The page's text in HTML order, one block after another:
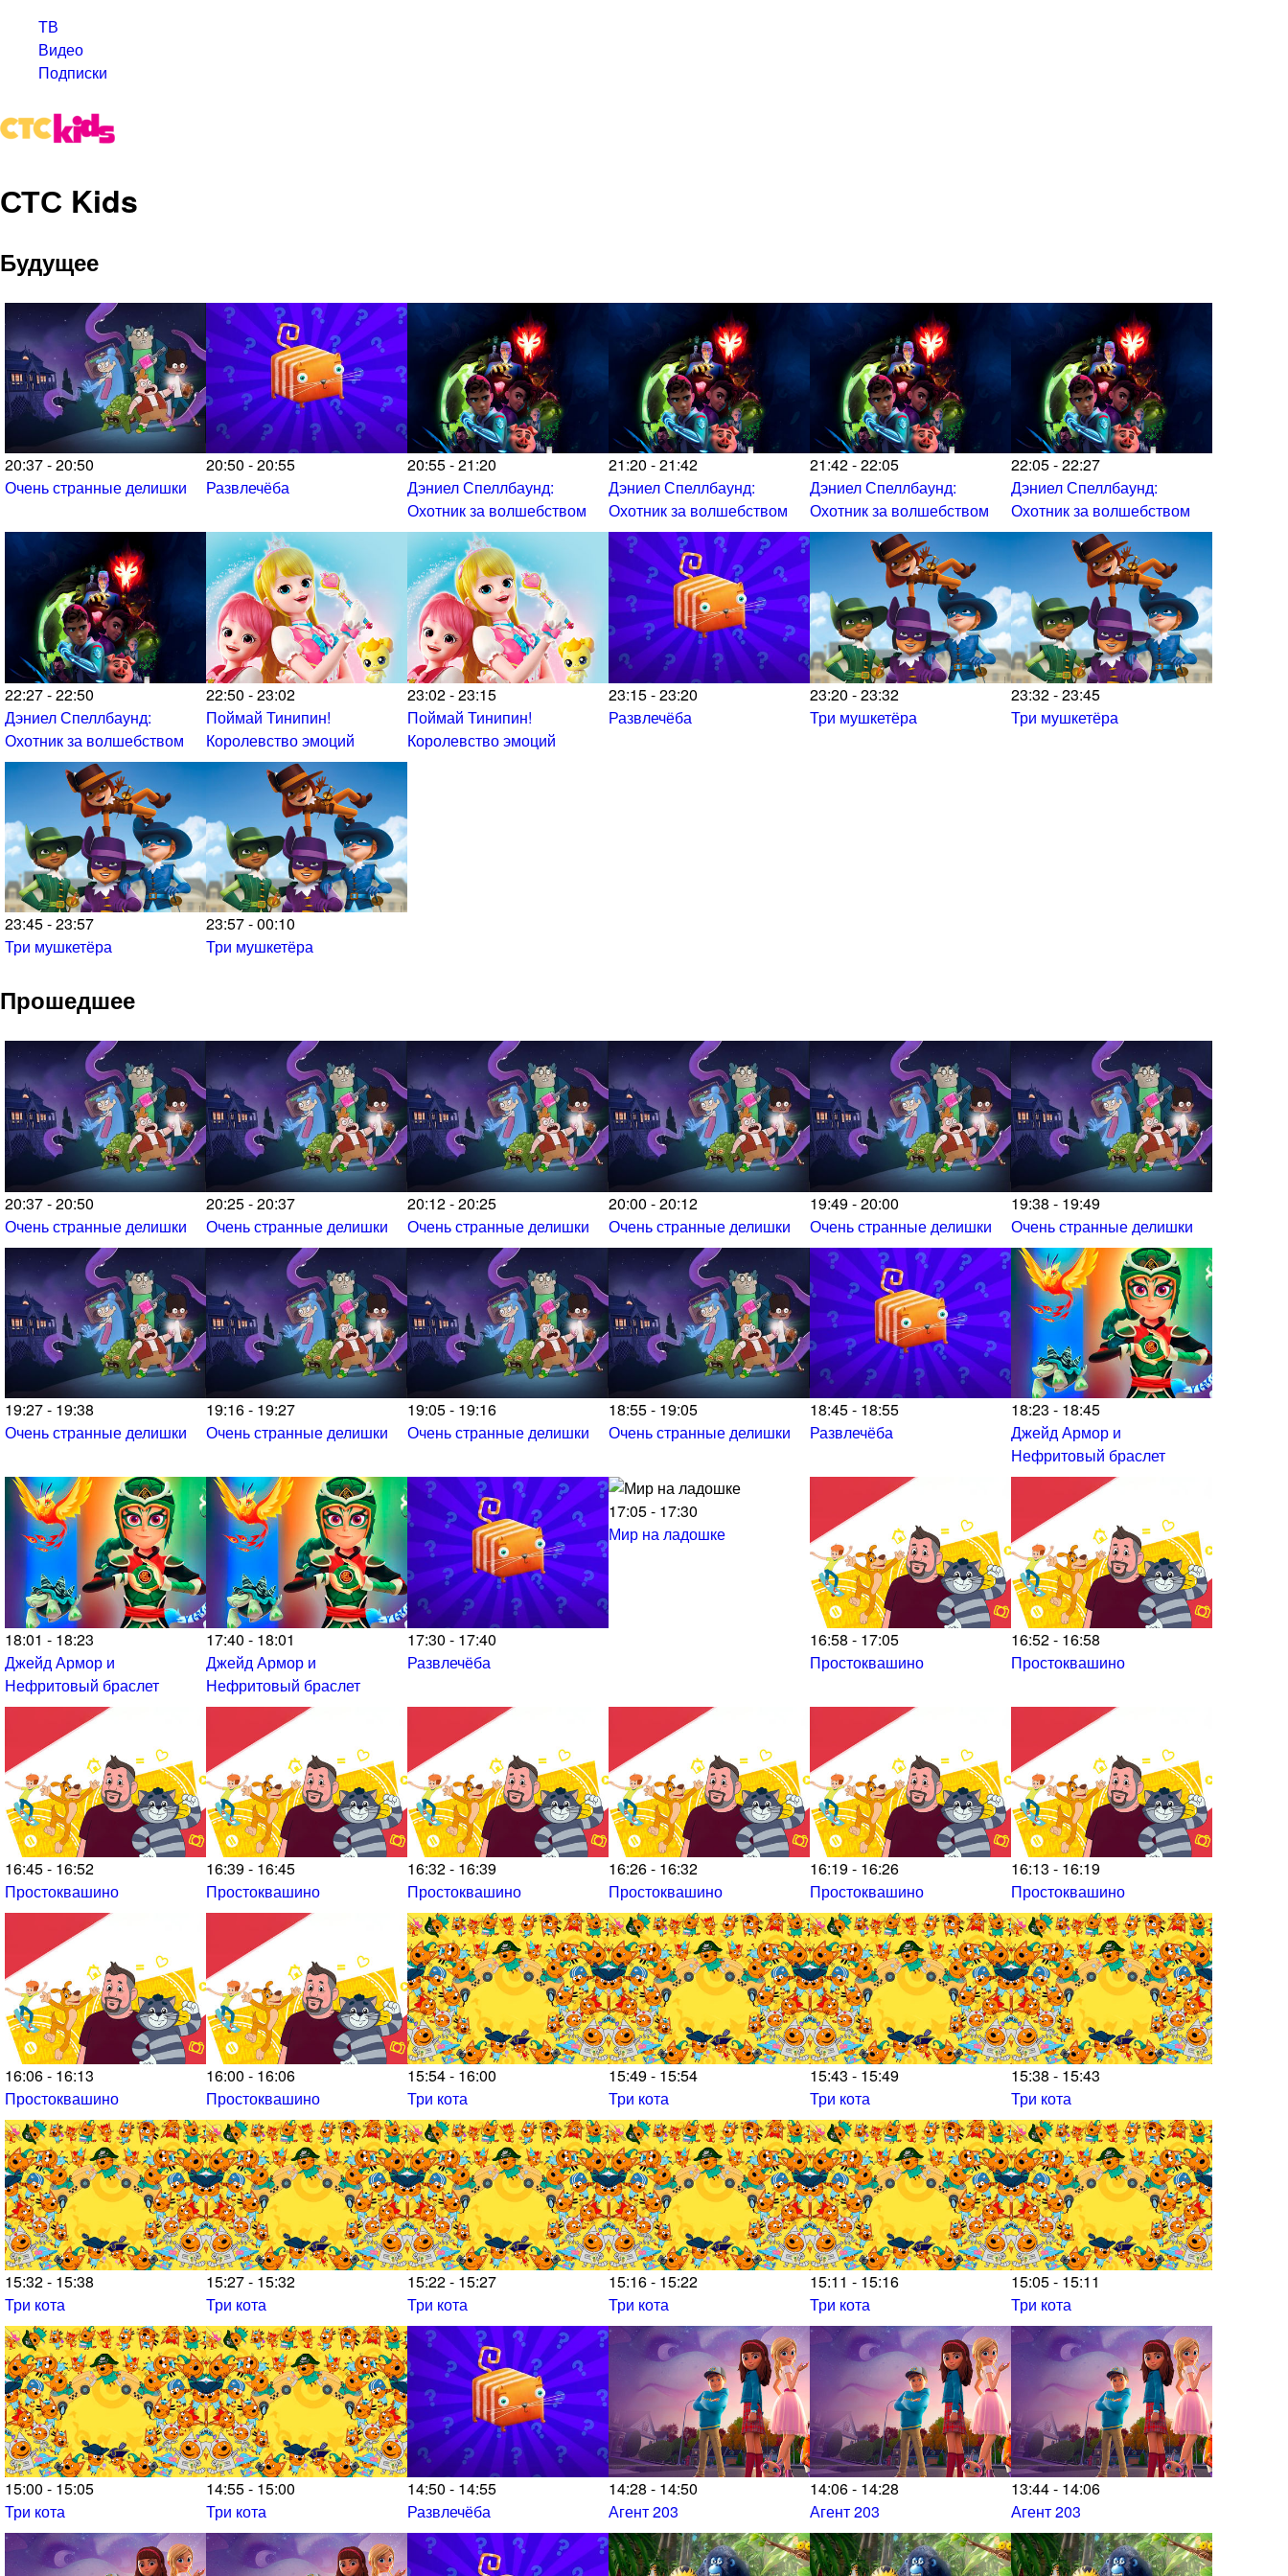
ТВ
Видео
Подписки
СТС Kids
Будущее
20:37 - 20:50
Очень странные делишки
20:50 - 20:55
Развлечёба
20:55 - 21:20
Дэниел Спеллбаунд:
Охотник за волшебством
21:20 - 21:42
Дэниел Спеллбаунд:
Охотник за волшебством
21:42 - 22:05
Дэниел Спеллбаунд:
Охотник за волшебством
22:05 - 22:27
Дэниел Спеллбаунд:
Охотник за волшебством
22:27 - 22:50
Дэниел Спеллбаунд:
Охотник за волшебством
22:50 - 23:02
Поймай Тинипин!
Королевство эмоций
23:02 - 23:15
Поймай Тинипин!
Королевство эмоций
23:15 - 23:20
Развлечёба
23:20 - 23:32
Три мушкетёра
23:32 - 23:45
Три мушкетёра
23:45 - 23:57
Три мушкетёра
23:57 - 00:10
Три мушкетёра
Прошедшее
20:37 - 20:50
Очень странные делишки
20:25 - 20:37
Очень странные делишки
20:12 - 20:25
Очень странные делишки
20:00 - 20:12
Очень странные делишки
19:49 - 20:00
Очень странные делишки
19:38 - 19:49
Очень странные делишки
19:27 - 19:38
Очень странные делишки
19:16 - 19:27
Очень странные делишки
19:05 - 19:16
Очень странные делишки
18:55 - 19:05
Очень странные делишки
18:45 - 18:55
Развлечёба
18:23 - 18:45
Джейд Армор и
Нефритовый браслет
18:01 - 18:23
Джейд Армор и
Нефритовый браслет
17:40 - 18:01
Джейд Армор и
Нефритовый браслет
17:30 - 17:40
Развлечёба
17:05 - 17:30
Мир на ладошке
16:58 - 17:05
Простоквашино
16:52 - 16:58
Простоквашино
16:45 - 16:52
Простоквашино
16:39 - 16:45
Простоквашино
16:32 - 16:39
Простоквашино
16:26 - 16:32
Простоквашино
16:19 - 16:26
Простоквашино
16:13 - 16:19
Простоквашино
16:06 - 16:13
Простоквашино
16:00 - 16:06
Простоквашино
15:54 - 16:00
Три кота
15:49 - 15:54
Три кота
15:43 - 15:49
Три кота
15:38 - 15:43
Три кота
15:32 - 15:38
Три кота
15:27 - 15:32
Три кота
15:22 - 15:27
Три кота
15:16 - 15:22
Три кота
15:11 - 15:16
Три кота
15:05 - 15:11
Три кота
15:00 - 15:05
Три кота
14:55 - 15:00
Три кота
14:50 - 14:55
Развлечёба
14:28 - 14:50
Агент 203
14:06 - 14:28
Агент 203
13:44 - 14:06
Агент 203